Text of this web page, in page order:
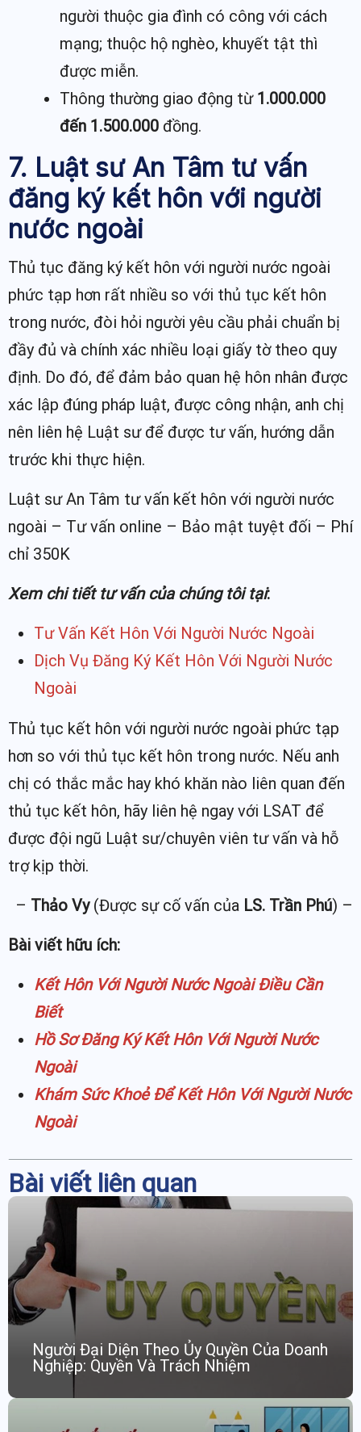
người thuộc gia đình có công với cách
mạng; thuộc hộ nghèo, khuyết tật thì
được miễn.
Thông thường giao động từ 1.000.000
đến 1.500.000 đồng.
7. Luật sư An Tâm tư vấn
đăng ký kết hôn với người
nước ngoài
Thủ tục đăng ký kết hôn với người nước ngoài
phức tạp hơn rất nhiều so với thủ tục kết hôn
trong nước, đòi hỏi người yêu cầu phải chuẩn bị
đầy đủ và chính xác nhiều loại giấy tờ theo quy
định. Do đó, để đảm bảo quan hệ hôn nhân được
xác lập đúng pháp luật, được công nhận, anh chị
nên liên hệ Luật sư để được tư vấn, hướng dẫn
trước khi thực hiện.
Luật sư An Tâm tư vấn kết hôn với người nước
ngoài – Tư vấn online – Bảo mật tuyệt đối – Phí
chỉ 350K
Xem chi tiết tư vấn của chúng tôi tại:
Tư Vấn Kết Hôn Với Người Nước Ngoài
Dịch Vụ Đăng Ký Kết Hôn Với Người Nước
Ngoài
Thủ tục kết hôn với người nước ngoài phức tạp
hơn so với thủ tục kết hôn trong nước. Nếu anh
chị có thắc mắc hay khó khăn nào liên quan đến
thủ tục kết hôn, hãy liên hệ ngay với LSAT để
được đội ngũ Luật sư/chuyên viên tư vấn và hỗ
trợ kịp thời.
– Thảo Vy(Được sự cố vấn của LS. Trần Phú) –
Bài viết hữu ích:
Kết Hôn Với Người Nước Ngoài Điều Cần
Biết
Hồ Sơ Đăng Ký Kết Hôn Với Người Nước
Ngoài
Khám Sức Khoẻ Để Kết Hôn Với Người Nước
Ngoài
Bài viết liên quan
Người Đại Diện Theo Ủy Quyền Của Doanh
Nghiệp: Quyền Và Trách Nhiệm